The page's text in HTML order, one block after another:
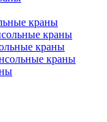
краны
краны
краны
краны